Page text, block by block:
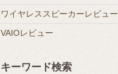
ワイヤレススピーカーレビュー
VAIOレビュー
キーワード検索